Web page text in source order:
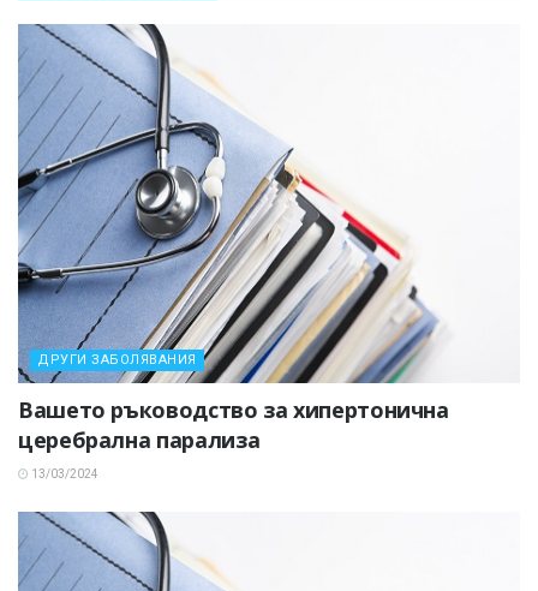
ДРУГИ ЗАБОЛЯВАНИЯ
Вашето ръководство за хипертонична
церебрална парализа
13/03/2024